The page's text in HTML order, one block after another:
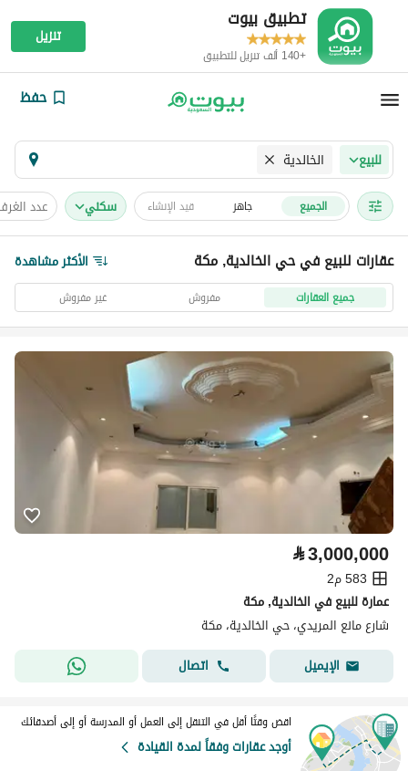
تطبيق بيوت
+140 ألف تنزيل للتطبيق
تنزيل
حفظ
للبيع الخالدية
الجميع جاهز قيد الإنشاء سكني عدد
عقارات للبيع في حي الخالدية, مكة الأكثر مشاهدة
جميع العقارات مفروش غير مفروش
⃁3,000,000
583 م2
عمارة للبيع في الخالدية, مكة
شارع مانع المريدي، حي الخالدية، مكة
الإيميل
اتصال
اقض وقتًا أقل في التنقل إلى العمل أو المدرسة أو إلى أصدقائك
أوجد عقارات وفقاً لمدة القيادة